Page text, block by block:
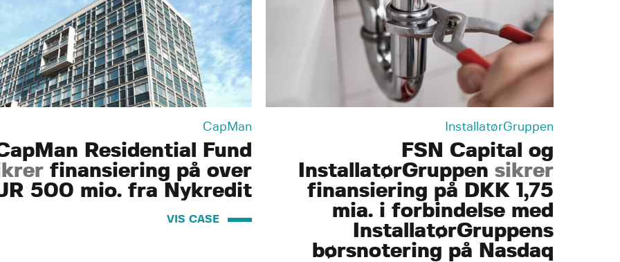
CapMan
Residential Fund
finansiering på over
500 mio. fra Nykredit
VIS CASE
InstallatørGruppen
FSN Capital og
InstallatørGruppen sikrer
finansiering på DKK 1,75
mia. i forbindelse med
InstallatørGruppens
børsnotering på Nasdaq